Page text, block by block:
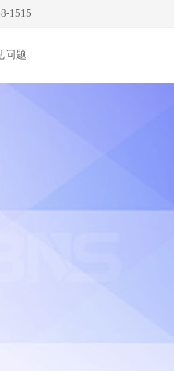
1515
问题